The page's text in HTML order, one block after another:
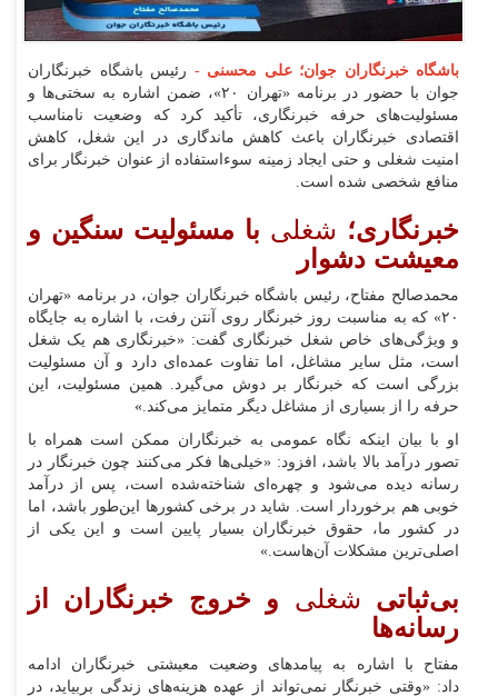
باشگاه خبرنگاران جوان؛ علی محسنی- رئیس باشگاه خبرنگاران
جوان با حضور در برنامه «تهران ۲۰»، ضمن اشاره به سختی‌ها و
مسئولیت‌های حرفه خبرنگاری، تأکید کرد که وضعیت نامناسب
اقتصادی خبرنگاران باعث کاهش ماندگاری در این شغل، کاهش
امنیت شغلی و حتی ایجاد زمینه سوءاستفاده از عنوان خبرنگار برای
منافع شخصی شده است.
خبرنگاری؛ شغلی با مسئولیت سنگین و
معیشت دشوار
محمدصالح مفتاح، رئیس باشگاه خبرنگاران جوان، در برنامه «تهران
۲۰» که به مناسبت روز خبرنگار روی آنتن رفت، با اشاره به جایگاه
و ویژگی‌های خاص شغل خبرنگاری گفت: «خبرنگاری هم یک شغل
است، مثل سایر مشاغل، اما تفاوت عمده‌ای دارد و آن مسئولیت
بزرگی است که خبرنگار بر دوش می‌گیرد. همین مسئولیت، این
حرفه را از بسیاری از مشاغل دیگر متمایز می‌کند.»
او با بیان اینکه نگاه عمومی به خبرنگاران ممکن است همراه با
تصور درآمد بالا باشد، افزود: «خیلی‌ها فکر می‌کنند چون خبرنگار در
رسانه دیده می‌شود و چهره‌ای شناخته‌شده است، پس از درآمد
خوبی هم برخوردار است. شاید در برخی کشورها این‌طور باشد، اما
در کشور ما، حقوق خبرنگاران بسیار پایین است و این یکی از
اصلی‌ترین مشکلات آن‌هاست.»
بی‌ثباتی شغلی و خروج خبرنگاران از
رسانه‌ها
مفتاح با اشاره به پیامدهای وضعیت معیشتی خبرنگاران ادامه
داد: «وقتی خبرنگار نمی‌تواند از عهده هزینه‌های زندگی بربیاید، در